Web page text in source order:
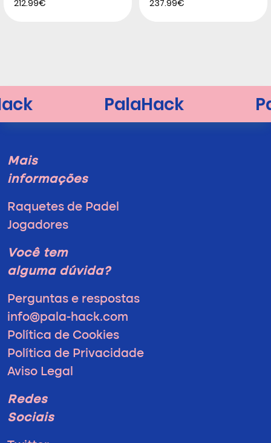
212.99€
237.99€
Mais
informações
Raquetes de Padel
Jogadores
Você tem
alguma dúvida?
Perguntas e respostas
info@pala-hack.com
Política de Cookies
Política de Privacidade
Aviso Legal
Redes
Sociais